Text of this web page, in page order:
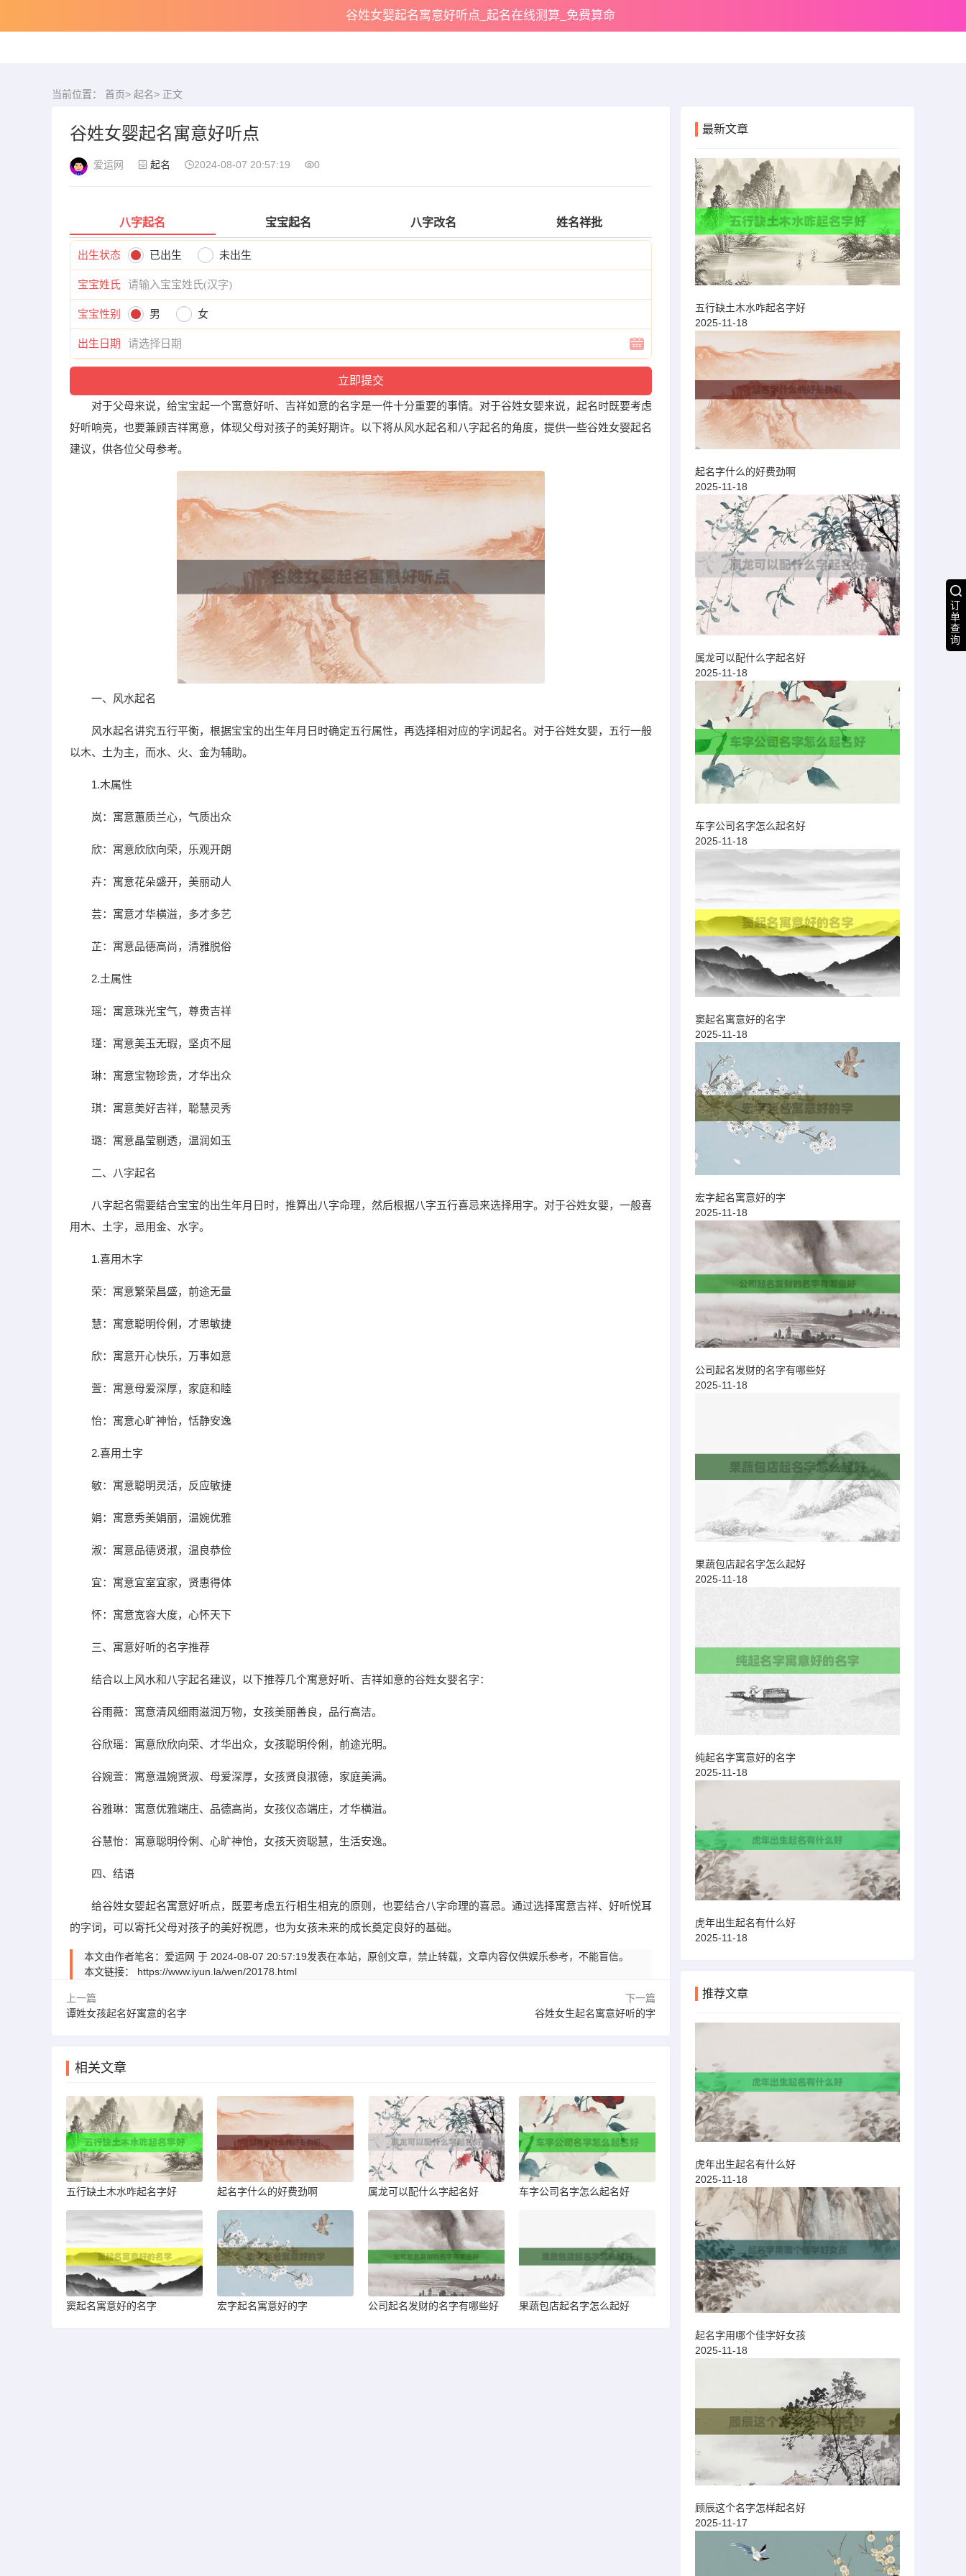
谷姓女婴起名寓意好听点_起名在线测算_免费算命
订
单
查
询
当前位置： 首页> 起名> 正文
谷姓女婴起名寓意好听点
爱运网 起名 2024-08-07 20:57:19 0
八字起名 宝宝起名 八字改名 姓名祥批
出生状态 已出生 未出生
宝宝姓氏
宝宝性别 男 女
出生日期
对于父母来说，给宝宝起一个寓意好听、吉祥如意的名字是一件十分重要的事情。对于谷姓女婴来说，起名时既要考虑
好听响亮，也要兼顾吉祥寓意，体现父母对孩子的美好期许。以下将从风水起名和八字起名的角度，提供一些谷姓女婴起名
建议，供各位父母参考。
一、风水起名
风水起名讲究五行平衡，根据宝宝的出生年月日时确定五行属性，再选择相对应的字词起名。对于谷姓女婴，五行一般
以木、土为主，而水、火、金为辅助。
1.木属性
岚：寓意蕙质兰心，气质出众
欣：寓意欣欣向荣，乐观开朗
卉：寓意花朵盛开，美丽动人
芸：寓意才华横溢，多才多艺
芷：寓意品德高尚，清雅脱俗
2.土属性
瑶：寓意珠光宝气，尊贵吉祥
瑾：寓意美玉无瑕，坚贞不屈
琳：寓意宝物珍贵，才华出众
琪：寓意美好吉祥，聪慧灵秀
璐：寓意晶莹剔透，温润如玉
二、八字起名
八字起名需要结合宝宝的出生年月日时，推算出八字命理，然后根据八字五行喜忌来选择用字。对于谷姓女婴，一般喜
用木、土字，忌用金、水字。
1.喜用木字
荣：寓意繁荣昌盛，前途无量
慧：寓意聪明伶俐，才思敏捷
欣：寓意开心快乐，万事如意
萱：寓意母爱深厚，家庭和睦
怡：寓意心旷神怡，恬静安逸
2.喜用土字
敏：寓意聪明灵活，反应敏捷
娟：寓意秀美娟丽，温婉优雅
淑：寓意品德贤淑，温良恭俭
宜：寓意宜室宜家，贤惠得体
怀：寓意宽容大度，心怀天下
三、寓意好听的名字推荐
结合以上风水和八字起名建议，以下推荐几个寓意好听、吉祥如意的谷姓女婴名字：
谷雨薇：寓意清风细雨滋润万物，女孩美丽善良，品行高洁。
谷欣瑶：寓意欣欣向荣、才华出众，女孩聪明伶俐，前途光明。
谷婉萱：寓意温婉贤淑、母爱深厚，女孩贤良淑德，家庭美满。
谷雅琳：寓意优雅端庄、品德高尚，女孩仪态端庄，才华横溢。
谷慧怡：寓意聪明伶俐、心旷神怡，女孩天资聪慧，生活安逸。
四、结语
给谷姓女婴起名寓意好听点，既要考虑五行相生相克的原则，也要结合八字命理的喜忌。通过选择寓意吉祥、好听悦耳
的字词，可以寄托父母对孩子的美好祝愿，也为女孩未来的成长奠定良好的基础。
本文由作者笔名：爱运网 于 2024-08-07 20:57:19发表在本站，原创文章，禁止转载，文章内容仅供娱乐参考，不能盲信。
本文链接： https://www.iyun.la/wen/20178.html
上一篇
谭姓女孩起名好寓意的名字
下一篇
谷姓女生起名寓意好听的字
相关文章
五行缺土木水咋起名字好 起名字什么的好费劲啊 属龙可以配什么字起名好 车字公司名字怎么起名好
窦起名寓意好的名字 宏字起名寓意好的字 公司起名发财的名字有哪些好 果蔬包店起名字怎么起好
最新文章
五行缺土木水咋起名字好
2025-11-18
起名字什么的好费劲啊
2025-11-18
属龙可以配什么字起名好
2025-11-18
车字公司名字怎么起名好
2025-11-18
窦起名寓意好的名字
2025-11-18
宏字起名寓意好的字
2025-11-18
公司起名发财的名字有哪些好
2025-11-18
果蔬包店起名字怎么起好
2025-11-18
纯起名字寓意好的名字
2025-11-18
虎年出生起名有什么好
2025-11-18
推荐文章
虎年出生起名有什么好
2025-11-18
起名字用哪个佳字好女孩
2025-11-18
顾辰这个名字怎样起名好
2025-11-17